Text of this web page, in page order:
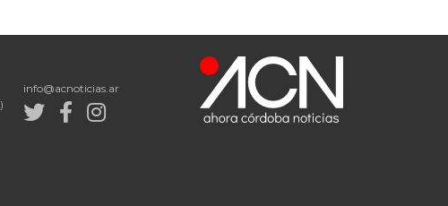
info@acnoticias.ar